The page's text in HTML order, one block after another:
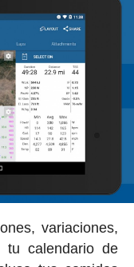
variaciones,
tu calendario de